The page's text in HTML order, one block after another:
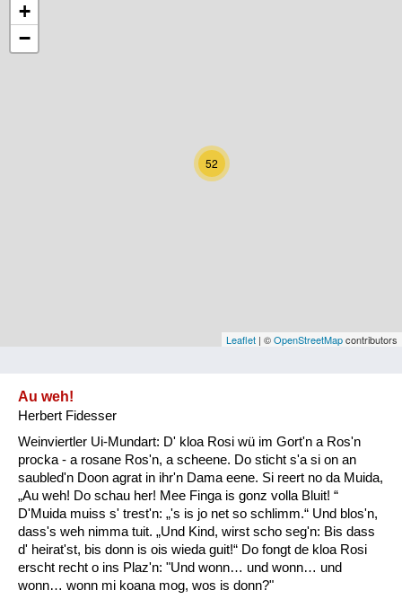
Niederösterreich
Oberösterreich
Vorarlberg
Natur und Landwirtschaft
Fluchen und Reden
Mensch, Tier und Alltag
Schmankerln und
Kulinarisches
52
+
−
Leaflet | ©OpenStreetMapcontributors
Au weh!
Herbert Fidesser
Weinviertler Ui-Mundart: D' kloa Rosi wü im Gort'n a Ros'n
procka - a rosane Ros'n, a scheene. Do sticht s'a si on an
saubled'n Doon agrat in ihr'n Dama eene. Si reert no da Muida,
„Au weh! Do schau her! Mee Finga is gonz volla Bluit! “
D'Muida muiss s' trest'n: „'s is jo net so schlimm.“ Und blos'n,
dass's weh nimma tuit. „Und Kind, wirst scho seg'n: Bis dass
d' heirat'st, bis donn is ois wieda guit!“ Do fongt de kloa Rosi
erscht recht o ins Plaz'n: "Und wonn… und wonn… und
wonn… wonn mi koana mog, wos is donn?"